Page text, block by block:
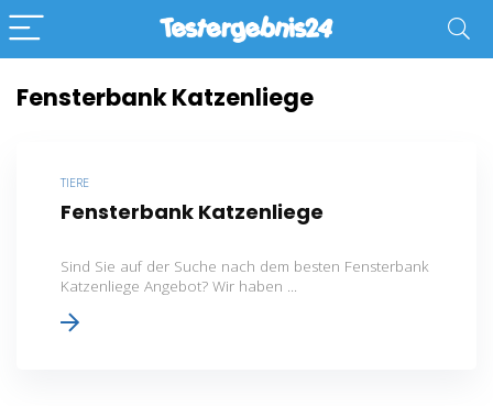
Fensterbank Katzenliege
TIERE
Fensterbank Katzenliege
Sind Sie auf der Suche nach dem besten Fensterbank
Katzenliege Angebot? Wir haben ...